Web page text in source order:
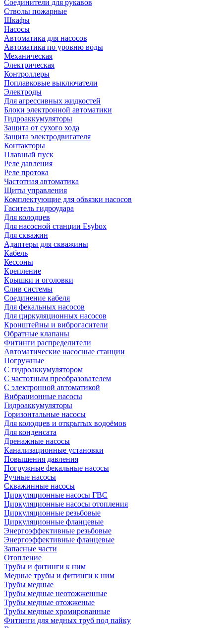
Соединители для рукавов
Стволы пожарные
Шкафы
Насосы
Автоматика для насосов
Автоматика по уровню воды
Механическая
Электрическая
Контроллеры
Поплавковые выключатели
Электроды
Для агрессивных жидкостей
Блоки электронной автоматики
Гидроаккумуляторы
Защита от сухого хода
Защита электродвигателя
Контакторы
Плавный пуск
Реле давления
Реле протока
Частотная автоматика
Щиты управления
Комплектующие для обвязки насосов
Гаситель гидроудара
Для колодцев
Для насосной станции Esybox
Для скважин
Адаптеры для скважины
Кабель
Кессоны
Крепление
Крышки и оголовки
Слив системы
Соединение кабеля
Для фекальных насосов
Для циркуляционных насосов
Кронштейны и виброгасители
Обратные клапаны
Фитинги распределители
Автоматические насосные станции
Погружные
С гидроаккумулятором
С частотным преобразователем
С электронной автоматикой
Вибрационные насосы
Гидроаккумуляторы
Горизонтальные насосы
Для колодцев и открытых водоёмов
Для конденсата
Дренажные насосы
Канализационные установки
Повышения давления
Погружные фекальные насосы
Ручные насосы
Скважинные насосы
Циркуляционные насосы ГВС
Циркуляционные насосы отопления
Циркуляционные резьбовые
Циркуляционные фланцевые
Энергоэффективные резьбовые
Энергоэффективные фланцевые
Запасные части
Отопление
Трубы и фитинги к ним
Медные трубы и фитинги к ним
Трубы медные
Трубы медные неотожженные
Трубы медные отожженые
Трубы медные хромированные
Фитинги для медных труб под пайку